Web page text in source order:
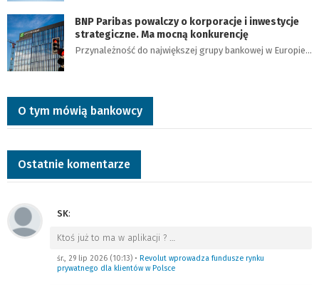
BNP Paribas powalczy o korporacje i inwestycje
strategiczne. Ma mocną konkurencję
Przynależność do największej grupy bankowej w Europie…
O tym mówią bankowcy
Ostatnie komentarze
SK:
Ktoś już to ma w aplikacji ? …
śr., 29 lip 2026 (10:13) • Revolut wprowadza fundusze rynku
prywatnego dla klientów w Polsce